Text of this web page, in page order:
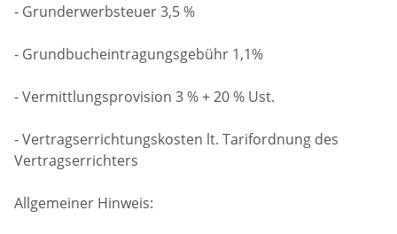
- Grunderwerbsteuer 3,5 %
- Grundbucheintragungsgebühr 1,1%
- Vermittlungsprovision 3 % + 20 % Ust.
- Vertragserrichtungskosten lt. Tarifordnung des
Vertragserrichters
Allgemeiner Hinweis: